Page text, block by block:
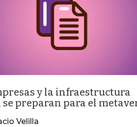
y la infraestructura
preparan para el
Velilla